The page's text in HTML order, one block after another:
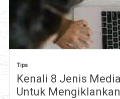
Tips
Kenali 8 Jenis
Untuk